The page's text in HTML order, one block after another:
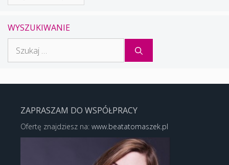
WYSZUKIWANIE
ZAPRASZAM DO WSPÓŁPRACY
Ofertę znajdziesz na: www.beatatomaszek.pl